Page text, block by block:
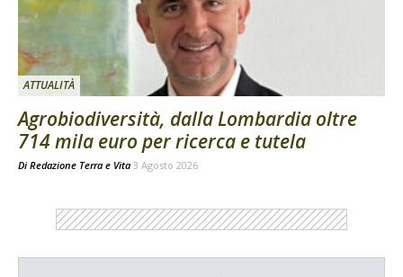
ATTUALITÀ
Agrobiodiversità, dalla Lombardia oltre
714 mila euro per ricerca e tutela
Di Redazione Terra e Vita 3 Agosto 2026